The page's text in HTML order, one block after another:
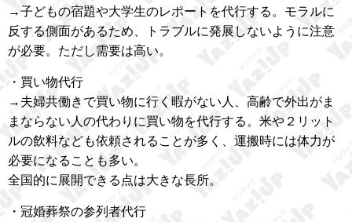
→子どもの宿題や大学生のレポートを代行する。モラルに
反する側面があるため、トラブルに発展しないように注意
が必要。ただし需要は高い。
・買い物代行
→夫婦共働きで買い物に行く暇がない人、高齢で外出がま
まならない人の代わりに買い物を代行する。米や２リット
ルの飲料なども依頼されることが多く、運搬時には体力が
必要になることも多い。
全国的に展開できる点は大きな長所。
・冠婚葬祭の参列者代行